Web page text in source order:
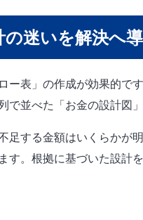
迷いを解決へ導
表」の作成が効果的で
並べた「お金の設計図」
する金額はいくらかが
す。根拠に基づいた設計